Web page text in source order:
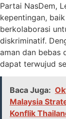
Partai NasDem,
kepentingan,
berkolaborasi
diskriminatif.
aman dan bebas
dapat terwujud
Baca Juga:
Malaysia
Konflik